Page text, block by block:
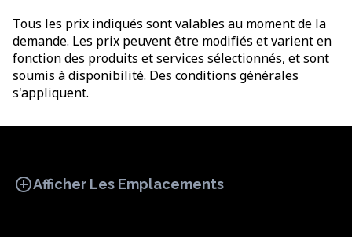
Tous les prix indiqués sont valables au moment de la
demande. Les prix peuvent être modifiés et varient en
fonction des produits et services sélectionnés, et sont
soumis à disponibilité. Des conditions générales
s'appliquent.
add_circleAfficher Les Emplacements